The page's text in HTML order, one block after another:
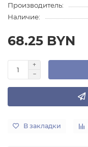
Производитель:
Наличие:
68.25 BYN
В закладки